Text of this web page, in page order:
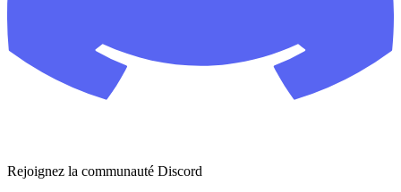
Rejoignez la communauté Discord